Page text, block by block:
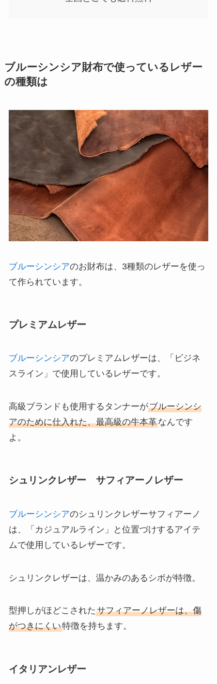
ブルーシンシア財布で使っているレザー
の種類は
ブルーシンシアのお財布は、3種類のレザーを使っ
て作られています。
プレミアムレザー
ブルーシンシアのプレミアムレザーは、「ビジネ
スライン」で使用しているレザーです。
高級ブランドも使用するタンナーがブルーシンシ
アのために仕入れた、最高級の牛本革なんです
よ。
シュリンクレザー サフィアーノレザー
ブルーシンシアのシュリンクレザーサフィアーノ
は、「カジュアルライン」と位置づけするアイテ
ムで使用しているレザーです。
シュリンクレザーは、温かみのあるシボが特徴。
型押しがほどこされたサフィアーノレザーは、傷
がつきにくい特徴を持ちます。
イタリアンレザー